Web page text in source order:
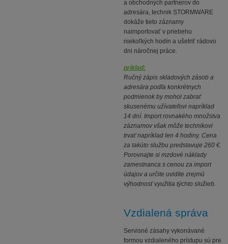
a obchodných partnerov do
adresára, technik STORMWARE
dokáže tieto záznamy
naimportovať v priebehu
niekoľkých hodín a ušetriť rádovo
dni náročnej práce.
príklad:
Ručný zápis skladových zásob a
adresára podľa konkrétnych
podmienok by mohol zabrať
skusenému užívateľovi napríklad
14 dní. Import rovnakého množstva
záznamov však môže technikovi
trvať napríklad len 4 hodiny. Cena
za takúto službu predstavuje 260 €.
Porovnajte si mzdové náklady
zamestnanca s cenou za import
údajov a určite uvidíte zrejmú
výhodnosť využitia týchto služieb.
Vzdialená správa
Servisné zásahy vykonávané
formou vzdialeného prístupu sú pre